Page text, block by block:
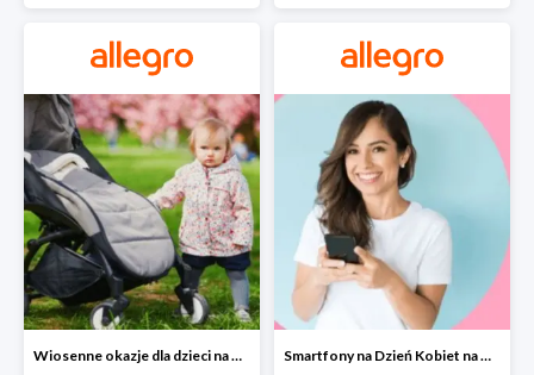
Wiosenne okazje dla dzieci na Allegro do -60% Smartfony na Dzień Kobiet na Allegro do -30%